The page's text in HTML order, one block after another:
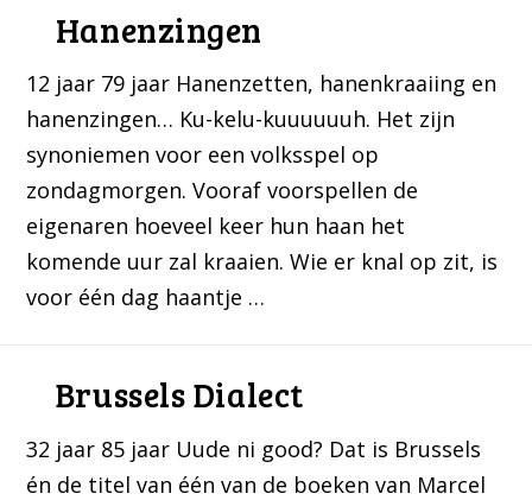
Hanenzingen
12 jaar 79 jaar Hanenzetten, hanenkraaiing en
hanenzingen… Ku-kelu-kuuuuuuh. Het zijn
synoniemen voor een volksspel op
zondagmorgen. Vooraf voorspellen de
eigenaren hoeveel keer hun haan het
komende uur zal kraaien. Wie er knal op zit, is
voor één dag haantje …
Brussels Dialect
32 jaar 85 jaar Uude ni good? Dat is Brussels
én de titel van één van de boeken van Marcel